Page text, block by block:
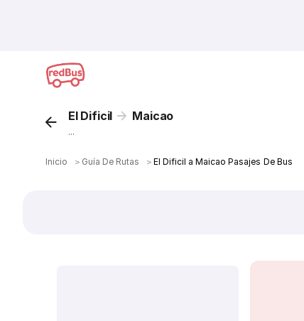
El Dificil Maicao
...
Inicio ＞ Guía De Rutas ＞El Dificil a Maicao Pasajes De Bus